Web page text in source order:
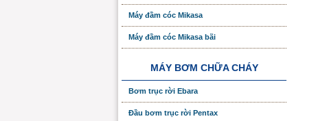
Máy đầm cóc Mikasa
Máy đầm cóc Mikasa bãi
MÁY BƠM CHỮA CHÁY
Bơm trục rời Ebara
Đầu bơm trục rời Pentax